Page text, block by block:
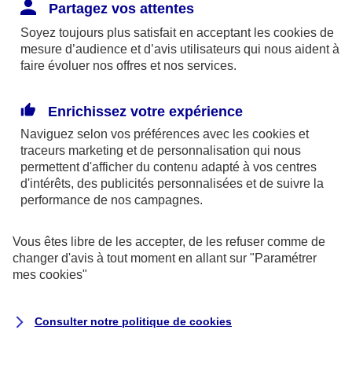
Même si ce n’est jamais agréable de vous
voir partir, nous mettrons tout en œuvre pour
que votre résiliation se passe dans les
régulièrement informé de son déroulement.
Que devez-vous nous envoyer et quand ?
Cela dépend de votre contrat.
?
Vous êtes un particulier
souscrit pour vous, vos proches ou votre
Partagez vos attentes
Soyez toujours plus satisfait en acceptant les cookies de
mesure d’audience et d’avis utilisateurs qui nous aident à
faire évoluer nos offres et nos services.
Enrichissez votre expérience
Naviguez selon vos préférences avec les cookies et
traceurs marketing et de personnalisation qui nous
permettent d'afficher du contenu adapté à vos centres
d'intérêts, des publicités personnalisées et de suivre la
performance de nos campagnes.
Vous êtes libre de les accepter, de les refuser comme de
changer d'avis à tout moment en allant sur "Paramétrer
mes cookies"
Consulter notre politique de cookies